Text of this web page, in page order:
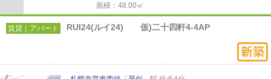
面積：48.00㎡
賃貸｜アパート RUI24(ルイ24) 仮)二十四軒4-4AP